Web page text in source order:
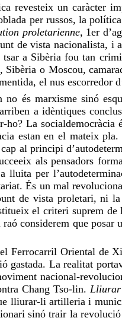
revesteix un caràcter
per russos, la
proletarienne, 1er
de vista nacionalista, i
a Sibèria fou tan
o Moscou,
el nus escorredor
és marxisme sinó
a idèntiques
La socialdemocràcia
estan en el mateix
al principi
als pensadors
lluita per
És un mal
de vista proletari, ni
el criteri suprem
considerem que
Ferrocarril Oriental de
gastada. La realitat
nacional-
Chang Tso-lin. Lliurar
lliurar-li artilleria i
sinó trair la